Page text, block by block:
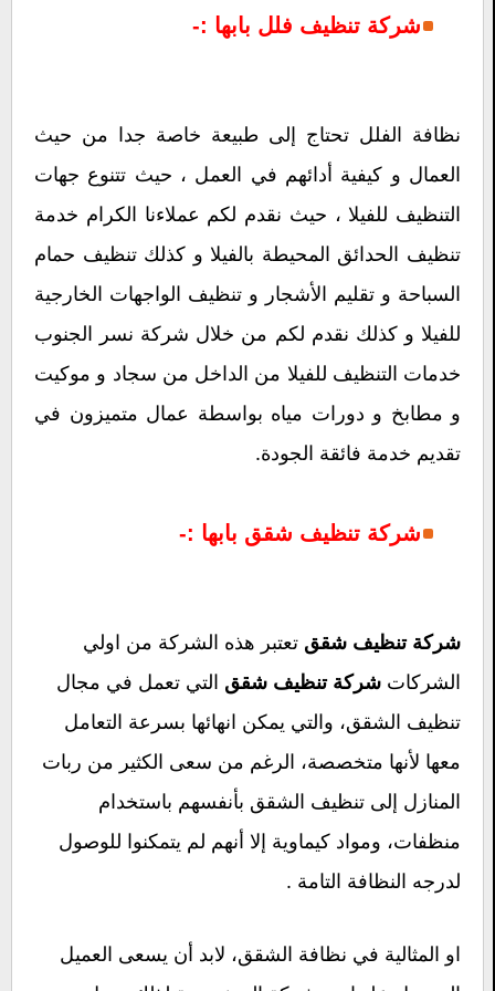
شركة تنظيف فلل بابها :-
نظافة الفلل تحتاج إلى طبيعة خاصة جدا من حيث
العمال و كيفية أدائهم في العمل ، حيث تتنوع جهات
التنظيف للفيلا ، حيث نقدم لكم عملاءنا الكرام خدمة
تنظيف الحدائق المحيطة بالفيلا و كذلك تنظيف حمام
السباحة و تقليم الأشجار و تنظيف الواجهات الخارجية
للفيلا و كذلك نقدم لكم من خلال شركة نسر الجنوب
خدمات التنظيف للفيلا من الداخل من سجاد و موكيت
و مطابخ و دورات مياه بواسطة عمال متميزون في
تقديم خدمة فائقة الجودة.
شركة تنظيف شقق بابها :-
شركة تنظيف شقق تعتبر هذه الشركة من اولي
الشركات شركة تنظيف شقق التي تعمل في مجال
تنظيف الشقق، والتي يمكن انهائها بسرعة التعامل
معها لأنها متخصصة، الرغم من سعى الكثير من ربات
المنازل إلى تنظيف الشقق بأنفسهم باستخدام
منظفات، ومواد كيماوية إلا أنهم لم يتمكنوا للوصول
لدرجه النظافة التامة .
او المثالية في نظافة الشقق، لابد أن يسعى العميل